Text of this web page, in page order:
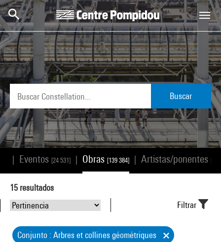
Skip to main content
Centre Pompidou
Buscar
Eventos [24 531] Obras [139 384] Artistas/ponentes [25
15 resultados
Filtrar
Conjunto : Arbres et collines géométriques